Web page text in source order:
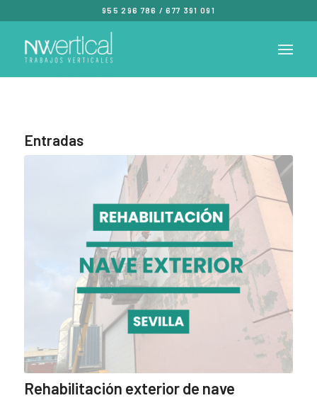
955 296 786 /677 391 091
Entradas
Rehabilitación exterior de nave